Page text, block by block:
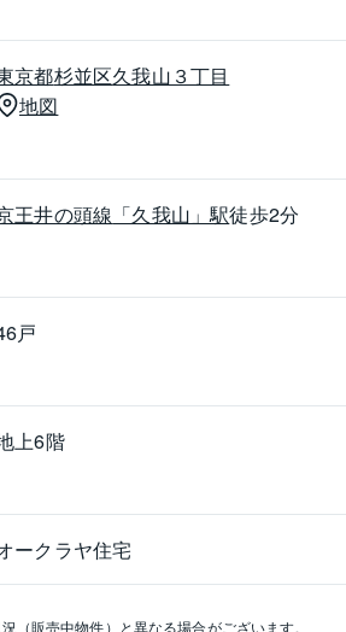
京都杉並区久我山３丁目
地図
王井の頭線 「久我山」駅徒歩2分
戸
上6階
ークラヤ住宅
（販売中物件）と異なる場合がございます。